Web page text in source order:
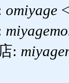
omiyage
: